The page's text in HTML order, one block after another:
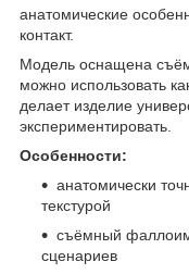
анатомические
контакт.
Модель оснащена
можно использовать
делает изделие
экспериментировать.
Особенности:
анатомически
текстурой
съёмный
сценариев